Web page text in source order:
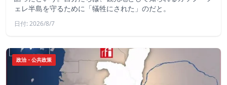
ェレ半島を守るために「犠牲にされた」のだと。
日付: 2026/8/7
政治・公共政策